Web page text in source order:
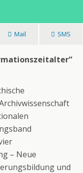
Mail SMS
– Neue
und